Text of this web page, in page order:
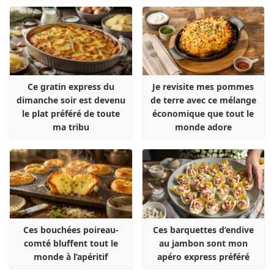
Ce gratin express du
dimanche soir est devenu
le plat préféré de toute
ma tribu
Je revisite mes pommes
de terre avec ce mélange
économique que tout le
monde adore
Ces bouchées poireau-
comté bluffent tout le
monde à l’apéritif
Ces barquettes d’endive
au jambon sont mon
apéro express préféré